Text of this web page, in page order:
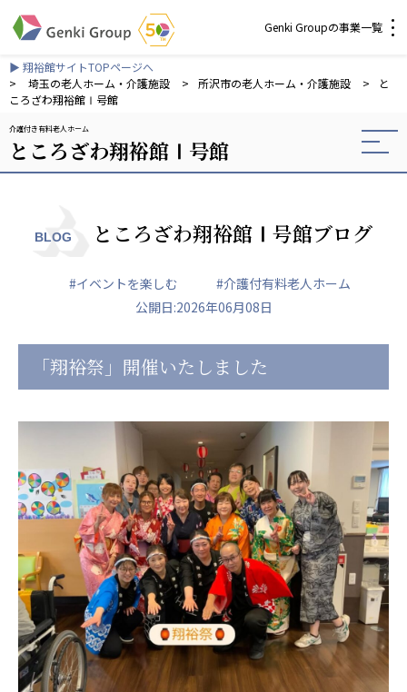
Genki Groupの事業一覧
介護・福祉
社会福祉法人 元気村グループ
社会福祉法人元気村
社会福祉法人長寿の森
株式会社 サンガジャパン
株式会社日本遮蔽技研
株式会社Genkiリレーションズ
日本高齢者福祉協会
株式会社 爽やかな風沖縄
爽やかな風 中部エリア
爽やかな風 那覇エリア
株式会社 鷹揚館
鷹揚館
社会福祉法人 共生会
特別養護老人ホーム 共生の家
株式会社 アジアメデカ元気事業団
アジアメデカ元気事業団
株式会社 爽やかな風九州
株式会社 七星
▶ 翔裕館サイトTOPページへ
>
埼玉の老人ホーム・介護施設 > 所沢市の老人ホーム・介護施設 >
と
ころざわ翔裕館Ⅰ号館
介護付き有料老人ホーム
ところざわ翔裕館Ⅰ号館
BLOG ところざわ翔裕館Ⅰ号館ブログ
#イベントを楽しむ
#介護付有料老人ホーム
公開日:2026年06月08日
「翔裕祭」開催いたしました